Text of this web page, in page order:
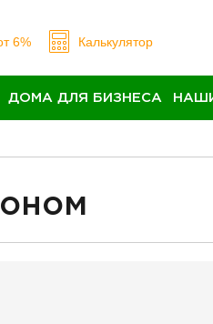
6% Калькулятор
ДОМА ДЛЯ БИЗНЕСА